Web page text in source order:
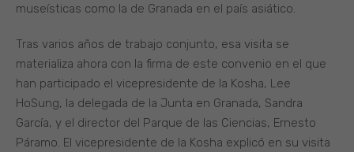
museísticas como la de Granada en el país asiático.
Tras varios años de trabajo conjunto, esa visita se
materializa ahora con la firma de este convenio en el que
han participado el vicepresidente de la Kosha, Lee
HoSung, la delegada de la Junta en Granada, Sandra
García, y el director del Parque de las Ciencias, Ernesto
Páramo. El vicepresidente de la Kosha explicó en su visita